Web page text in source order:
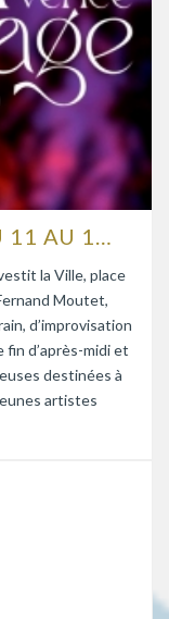
FESTIVAL CARMAGE, DU 11 AU 15 AOÛT 2026
la Ville, place
Moutet,
d’improvisation
d’après-midi et
destinées à
artistes